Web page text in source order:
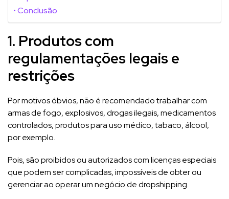
Conclusão
1. Produtos com
regulamentações legais e
restrições
Por motivos óbvios, não é recomendado trabalhar com
armas de fogo, explosivos, drogas ilegais, medicamentos
controlados, produtos para uso médico, tabaco, álcool,
por exemplo.
Pois, são proibidos ou autorizados com licenças especiais
que podem ser complicadas, impossíveis de obter ou
gerenciar ao operar um negócio de dropshipping.